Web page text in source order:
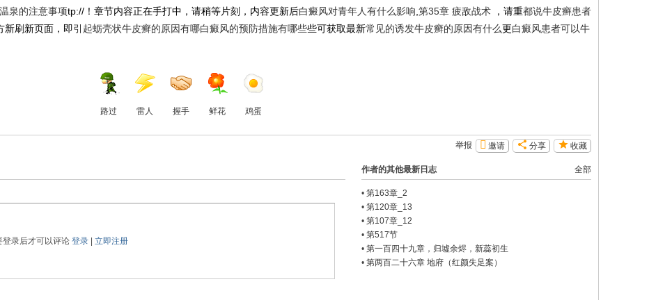
泉的注意事项tp://！章节内容正在手打中，请稍等片刻，内容更新后白癜风对青年人有什么影响 第35章 疲敌战术 ，请重都说牛皮癣患者
新刷新页面，即引起蛎壳状牛皮癣的原因有哪白癜风的预防措施有哪些些可获取最新常见的诱发牛皮癣的原因有什么更白癜风患者可以牛
路过 雷人 握手 鲜花 鸡蛋
收藏
分享
邀请
举报
全部
作者的其他最新日志
•第163章_2
•第120章_13
•第107章_12
•第517节
•第一百四十九章，归墟余烬，新蕊初生
•第两百二十六章 地府（红颜失足案）
登录后才可以评论登录 |立即注册